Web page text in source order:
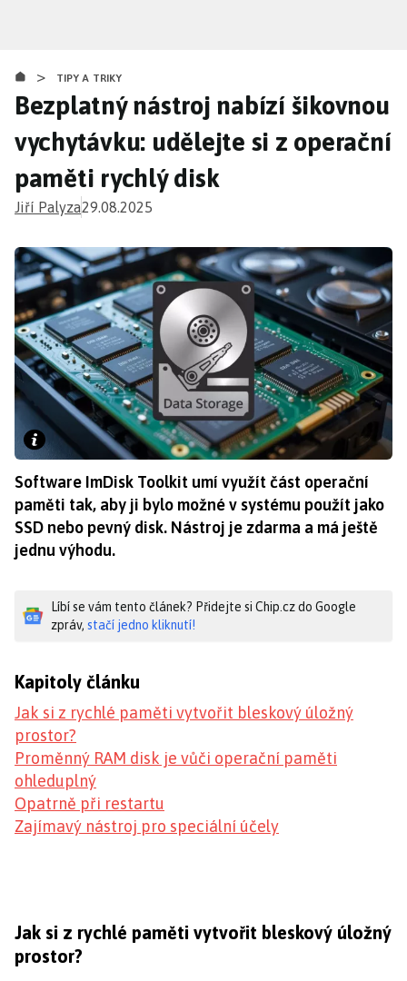
obsahu
> TIPY A TRIKY
Bezplatný nástroj nabízí šikovnou
vychytávku: udělejte si z operační
paměti rychlý disk
Jiří Palyza29.08.2025
Software ImDisk Toolkit umí využít část operační
paměti tak, aby ji bylo možné v systému použít jako
SSD nebo pevný disk. Nástroj je zdarma a má ještě
jednu výhodu.
Líbí se vám tento článek? Přidejte si Chip.cz do Google
zpráv, stačí jedno kliknutí!
Kapitoly článku
Jak si z rychlé paměti vytvořit bleskový úložný
prostor?
Proměnný RAM disk je vůči operační paměti
ohleduplný
Opatrně při restartu
Zajímavý nástroj pro speciální účely
Jak si z rychlé paměti vytvořit bleskový úložný
prostor?